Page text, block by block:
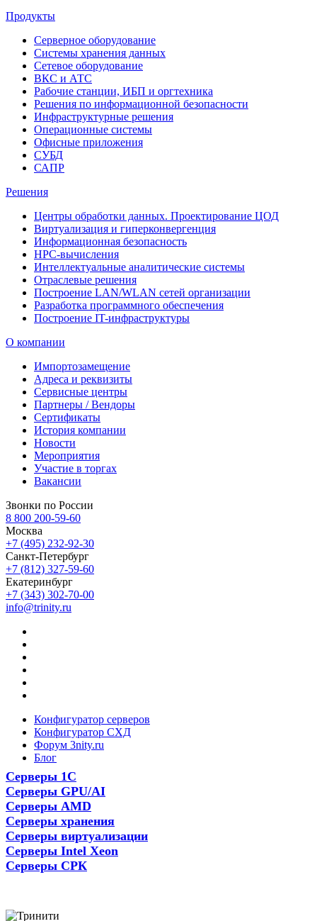
Продукты
Серверное оборудование
Системы хранения данных
Сетевое оборудование
ВКС и АТС
Рабочие станции, ИБП и оргтехника
Решения по информационной безопасности
Инфраструктурные решения
Операционные системы
Офисные приложения
СУБД
САПР
Решения
Центры обработки данных. Проектирование ЦОД
Виртуализация и гиперконвергенция
Информационная безопасность
HPC-вычисления
Интеллектуальные аналитические системы
Отраслевые решения
Построение LAN/WLAN сетей организации
Разработка программного обеспечения
Построение IT-инфраструктуры
О компании
Импортозамещение
Адреса и реквизиты
Сервисные центры
Партнеры / Вендоры
Сертификаты
История компании
Новости
Мероприятия
Участие в торгах
Вакансии
Звонки по России
8 800 200-59-60
Москва
+7 (495) 232-92-30
Санкт-Петербург
+7 (812) 327-59-60
Екатеринбург
+7 (343) 302-70-00
info@trinity.ru
Конфигуратор серверов
Конфигуратор СХД
Форум 3nity.ru
Блог
Серверы 1С
Серверы GPU/AI
Серверы AMD
Серверы хранения
Серверы виртуализации
Серверы Intel Xeon
Серверы СРК